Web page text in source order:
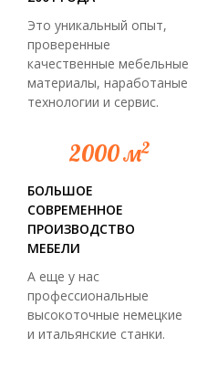
Это уникальный опыт,
проверенные
качественные мебельные
материалы, наработаные
технологии и сервис.
2000 м2
БОЛЬШОЕ
СОВРЕМЕННОЕ
ПРОИЗВОДСТВО
МЕБЕЛИ
А еще у нас
профессиональные
высокоточные немецкие
и итальянские станки.